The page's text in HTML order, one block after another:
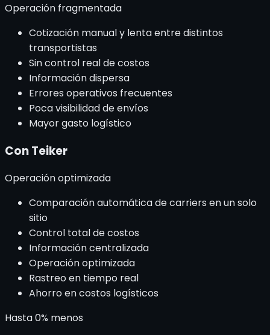
Operación fragmentada
Cotización manual y lenta entre distintos
transportistas
Sin control real de costos
Información dispersa
Errores operativos frecuentes
Poca visibilidad de envíos
Mayor gasto logístico
Con Teiker
Operación optimizada
Comparación automática de carriers en un solo
sitio
Control total de costos
Información centralizada
Operación optimizada
Rastreo en tiempo real
Ahorro en costos logísticos
Hasta0% menos